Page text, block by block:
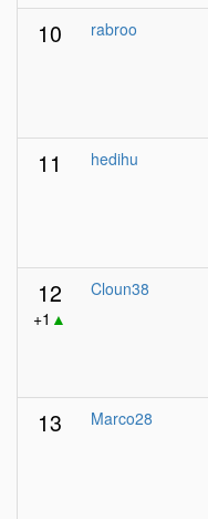
10 rabroo
11 hedihu
12
+1 ▲
Cloun38
13 Marco28